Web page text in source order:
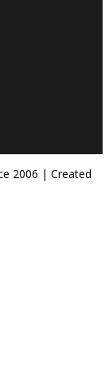
2006 | Created